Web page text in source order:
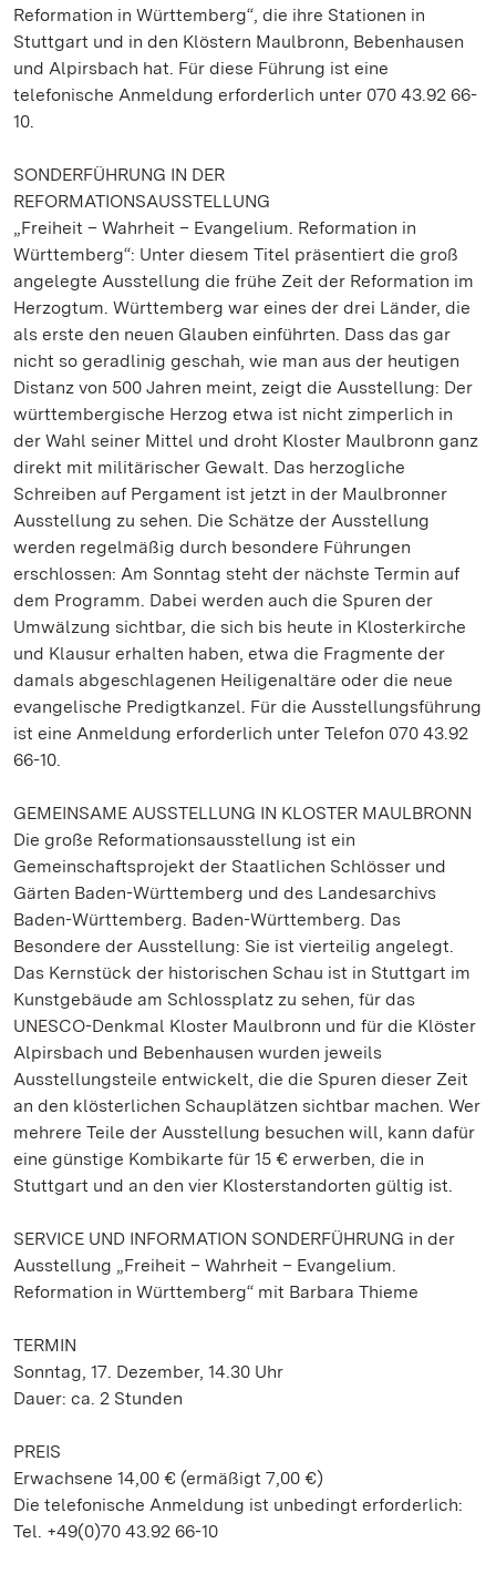
Reformation in Württemberg“, die ihre Stationen in
Stuttgart und in den Klöstern Maulbronn, Bebenhausen
und Alpirsbach hat. Für diese Führung ist eine
telefonische Anmeldung erforderlich unter 070 43.92 66-
10.
SONDERFÜHRUNG IN DER
REFORMATIONSAUSSTELLUNG
„Freiheit – Wahrheit – Evangelium. Reformation in
Württemberg“: Unter diesem Titel präsentiert die groß
angelegte Ausstellung die frühe Zeit der Reformation im
Herzogtum. Württemberg war eines der drei Länder, die
als erste den neuen Glauben einführten. Dass das gar
nicht so geradlinig geschah, wie man aus der heutigen
Distanz von 500 Jahren meint, zeigt die Ausstellung: Der
württembergische Herzog etwa ist nicht zimperlich in
der Wahl seiner Mittel und droht Kloster Maulbronn ganz
direkt mit militärischer Gewalt. Das herzogliche
Schreiben auf Pergament ist jetzt in der Maulbronner
Ausstellung zu sehen. Die Schätze der Ausstellung
werden regelmäßig durch besondere Führungen
erschlossen: Am Sonntag steht der nächste Termin auf
dem Programm. Dabei werden auch die Spuren der
Umwälzung sichtbar, die sich bis heute in Klosterkirche
und Klausur erhalten haben, etwa die Fragmente der
damals abgeschlagenen Heiligenaltäre oder die neue
evangelische Predigtkanzel. Für die Ausstellungsführung
ist eine Anmeldung erforderlich unter Telefon 070 43.92
66-10.
GEMEINSAME AUSSTELLUNG IN KLOSTER MAULBRONN
Die große Reformationsausstellung ist ein
Gemeinschaftsprojekt der Staatlichen Schlösser und
Gärten Baden-Württemberg und des Landesarchivs
Baden-Württemberg. Baden-Württemberg. Das
Besondere der Ausstellung: Sie ist vierteilig angelegt.
Das Kernstück der historischen Schau ist in Stuttgart im
Kunstgebäude am Schlossplatz zu sehen, für das
UNESCO-Denkmal Kloster Maulbronn und für die Klöster
Alpirsbach und Bebenhausen wurden jeweils
Ausstellungsteile entwickelt, die die Spuren dieser Zeit
an den klösterlichen Schauplätzen sichtbar machen. Wer
mehrere Teile der Ausstellung besuchen will, kann dafür
eine günstige Kombikarte für 15 € erwerben, die in
Stuttgart und an den vier Klosterstandorten gültig ist.
SERVICE UND INFORMATION SONDERFÜHRUNG in der
Ausstellung „Freiheit – Wahrheit – Evangelium.
Reformation in Württemberg“ mit Barbara Thieme
TERMIN
Sonntag, 17. Dezember, 14.30 Uhr
Dauer: ca. 2 Stunden
PREIS
Erwachsene 14,00 € (ermäßigt 7,00 €)
Die telefonische Anmeldung ist unbedingt erforderlich:
Tel. +49(0)70 43.92 66-10